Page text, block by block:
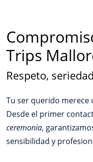
Trips
Respeto,
Tu ser querido merece
Desde el primer
ceremonia,
sensibilidad y